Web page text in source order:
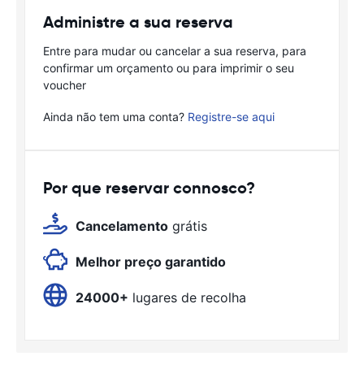
Administre a sua reserva
Entre para mudar ou cancelar a sua reserva, para
confirmar um orçamento ou para imprimir o seu
voucher
Ainda não tem uma conta? Registre-se aqui
Por que reservar connosco?
Cancelamento grátis
Melhor preço garantido
24000+ lugares de recolha